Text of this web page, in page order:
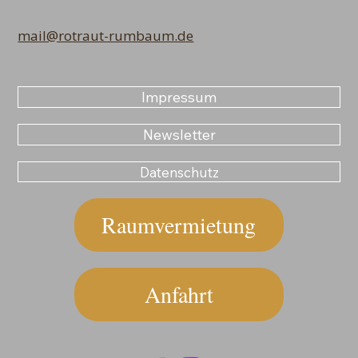
mail@rotraut-rumbaum.de
Raumvermietung
Anfahrt
Impressum
Newsletter
Datenschutz